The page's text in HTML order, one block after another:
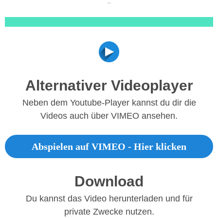
Alternativer Videoplayer
Neben dem Youtube-Player kannst du dir die
Videos auch über VIMEO ansehen.
Abspielen auf VIMEO - Hier klicken
Download
Du kannst das Video herunterladen und für
private Zwecke nutzen.